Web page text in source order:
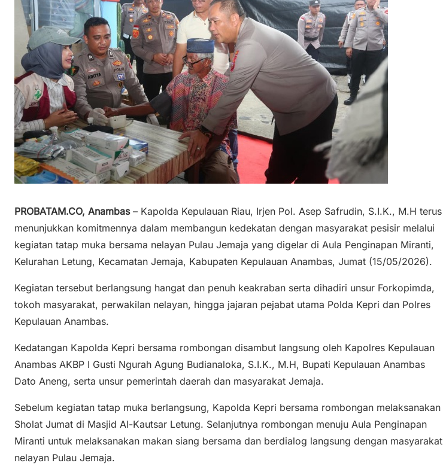
PROBATAM.CO, Anambas – Kapolda Kepulauan Riau, Irjen Pol. Asep Safrudin, S.I.K., M.H terus
menunjukkan komitmennya dalam membangun kedekatan dengan masyarakat pesisir melalui
kegiatan tatap muka bersama nelayan Pulau Jemaja yang digelar di Aula Penginapan Miranti,
Kelurahan Letung, Kecamatan Jemaja, Kabupaten Kepulauan Anambas, Jumat (15/05/2026).
Kegiatan tersebut berlangsung hangat dan penuh keakraban serta dihadiri unsur Forkopimda,
tokoh masyarakat, perwakilan nelayan, hingga jajaran pejabat utama Polda Kepri dan Polres
Kepulauan Anambas.
Kedatangan Kapolda Kepri bersama rombongan disambut langsung oleh Kapolres Kepulauan
Anambas AKBP I Gusti Ngurah Agung Budianaloka, S.I.K., M.H, Bupati Kepulauan Anambas
Dato Aneng, serta unsur pemerintah daerah dan masyarakat Jemaja.
Sebelum kegiatan tatap muka berlangsung, Kapolda Kepri bersama rombongan melaksanakan
Sholat Jumat di Masjid Al-Kautsar Letung. Selanjutnya rombongan menuju Aula Penginapan
Miranti untuk melaksanakan makan siang bersama dan berdialog langsung dengan masyarakat
nelayan Pulau Jemaja.